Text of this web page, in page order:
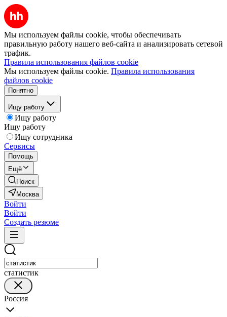
Мы используем файлы cookie, чтобы обеспечивать
правильную работу нашего веб-сайта и анализировать сетевой
трафик.
Правила использования файлов cookie
Мы используем файлы cookie. Правила использования
файлов cookie
Понятно
Ищу работу
Ищу работу
Ищу работу
Ищу сотрудника
Сервисы
Помощь
Ещё
Поиск
Москва
Войти
Войти
Создать резюме
статистик
Россия